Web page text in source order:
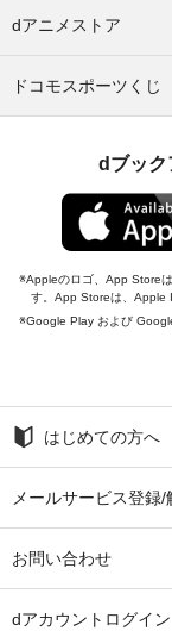
dアニメストア
ドコモスポーツくじ
dブック
Appleのロゴ、App Store
す。App Storeは、Apple
Google Play および
はじめての方へ
メールサービス登録/
お問い合わせ
dアカウントログイン